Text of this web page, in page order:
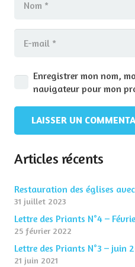
Enregistrer mon nom,
navigateur pour mon
LAISSER UN
Articles récents
Restauration des églises
31 juillet 2023
Lettre des Priants N°4 –
25 février 2022
Lettre des Priants N°3 – juin
21 juin 2021